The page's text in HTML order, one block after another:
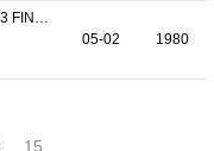
3 FIN…
05-02 1980
15